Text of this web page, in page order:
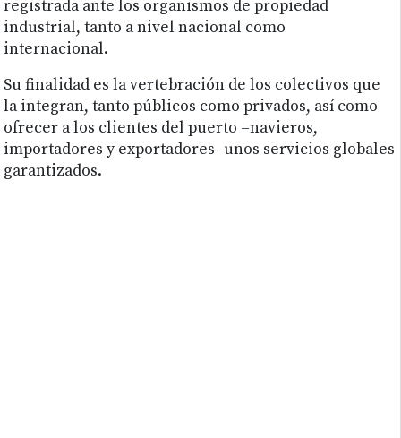
registrada ante los organismos de propiedad
industrial, tanto a nivel nacional como
internacional.
Su finalidad es la vertebración de los colectivos que
la integran, tanto públicos como privados, así como
ofrecer a los clientes del puerto –navieros,
importadores y exportadores- unos servicios globales
garantizados.